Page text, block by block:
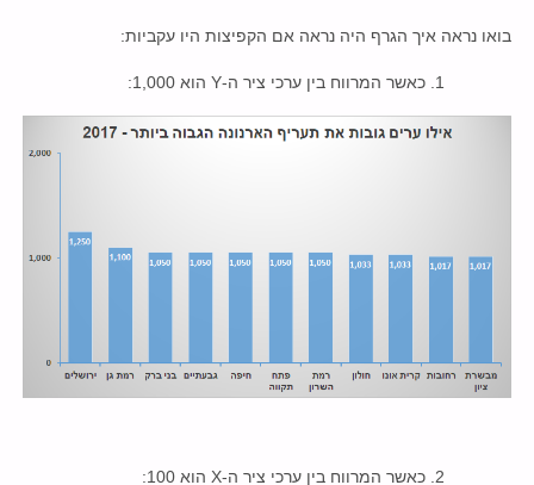
בואו נראה איך הגרף היה נראה אם הקפיצות היו עקביות: